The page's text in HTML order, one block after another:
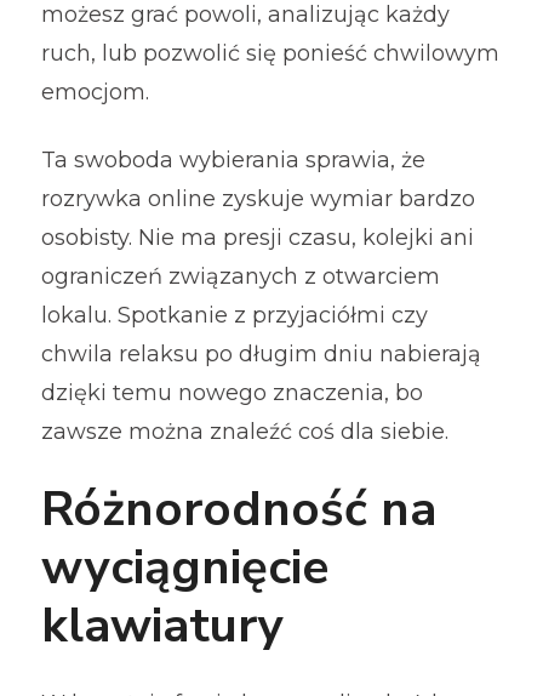
możesz grać powoli, analizując każdy
ruch, lub pozwolić się ponieść chwilowym
emocjom.
Ta swoboda wybierania sprawia, że
rozrywka online zyskuje wymiar bardzo
osobisty. Nie ma presji czasu, kolejki ani
ograniczeń związanych z otwarciem
lokalu. Spotkanie z przyjaciółmi czy
chwila relaksu po długim dniu nabierają
dzięki temu nowego znaczenia, bo
zawsze można znaleźć coś dla siebie.
Różnorodność na
wyciągnięcie
klawiatury